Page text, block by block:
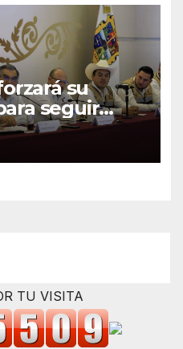
su
seguir
de
Américo
TU VISITA